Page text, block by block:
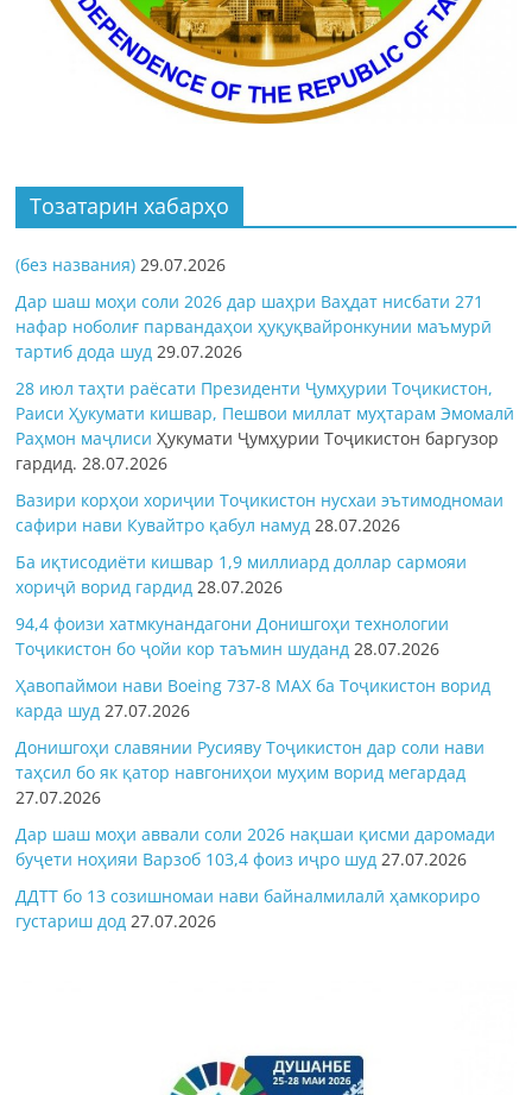
Тозатарин хабарҳо
(без названия) 29.07.2026
Дар шаш моҳи соли 2026 дар шаҳри Ваҳдат нисбати 271
нафар ноболиғ парвандаҳои ҳуқуқвайронкунии маъмурӣ
тартиб дода шуд 29.07.2026
28 июл таҳти раёсати Президенти Ҷумҳурии Тоҷикистон,
Раиси Ҳукумати кишвар, Пешвои миллат муҳтарам Эмомалӣ
Раҳмон маҷлисиҲукумати Ҷумҳурии Тоҷикистон баргузор
гардид.28.07.2026
Вазири корҳои хориҷии Тоҷикистон нусхаи эътимодномаи
сафири нави Кувайтро қабул намуд 28.07.2026
Ба иқтисодиёти кишвар 1,9 миллиард доллар сармояи
хориҷӣ ворид гардид 28.07.2026
94,4 фоизи хатмкунандагони Донишгоҳи технологии
Тоҷикистон бо ҷойи кор таъмин шуданд 28.07.2026
Ҳавопаймои нави Boeing 737-8 MAX ба Тоҷикистон ворид
карда шуд 27.07.2026
Донишгоҳи славянии Русияву Тоҷикистон дар соли нави
таҳсил бо як қатор навгониҳои муҳим ворид мегардад
27.07.2026
Дар шаш моҳи аввали соли 2026 нақшаи қисми даромади
буҷети ноҳияи Варзоб 103,4 фоиз иҷро шуд 27.07.2026
ДДТТ бо 13 созишномаи нави байналмилалӣ ҳамкориро
густариш дод 27.07.2026